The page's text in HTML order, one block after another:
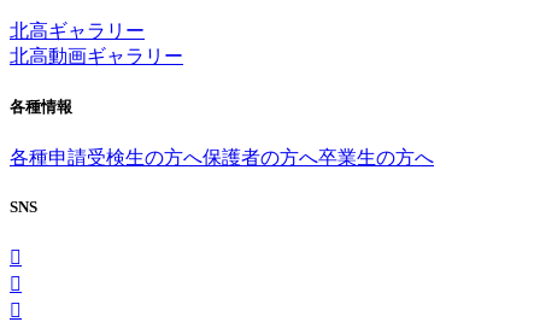
北高ギャラリー
北高動画ギャラリー
各種情報
各種申請受検生の方へ保護者の方へ卒業生の方へ
SNS